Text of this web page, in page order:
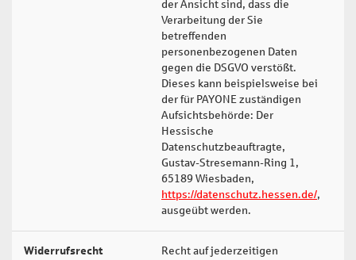
der Ansicht sind, dass die
Verarbeitung der Sie
betreffenden
personenbezogenen Daten
gegen die DSGVO verstößt.
Dieses kann beispielsweise bei
der für PAYONE zuständigen
Aufsichtsbehörde: Der
Hessische
Datenschutzbeauftragte,
Gustav-Stresemann-Ring 1,
65189 Wiesbaden,
https://datenschutz.hessen.de/,
ausgeübt werden.
Widerrufsrecht
Recht auf jederzeitigen